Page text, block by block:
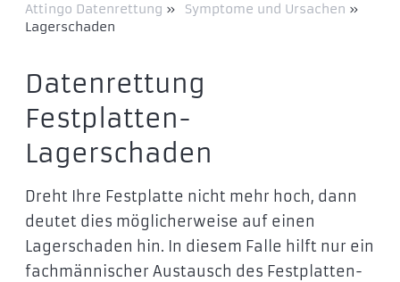
Attingo Datenrettung » Symptome und Ursachen »
Lagerschaden
Datenrettung
Festplatten-
Lagerschaden
Dreht Ihre Festplatte nicht mehr hoch, dann
deutet dies möglicherweise auf einen
Lagerschaden hin. In diesem Falle hilft nur ein
fachmännischer Austausch des Festplatten-